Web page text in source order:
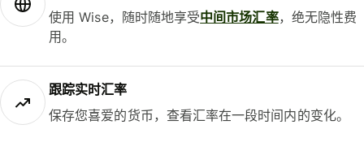
使用 Wise，随时随地享受中间市场汇率，绝无隐性费
用。
跟踪实时汇率
保存您喜爱的货币，查看汇率在一段时间内的变化。